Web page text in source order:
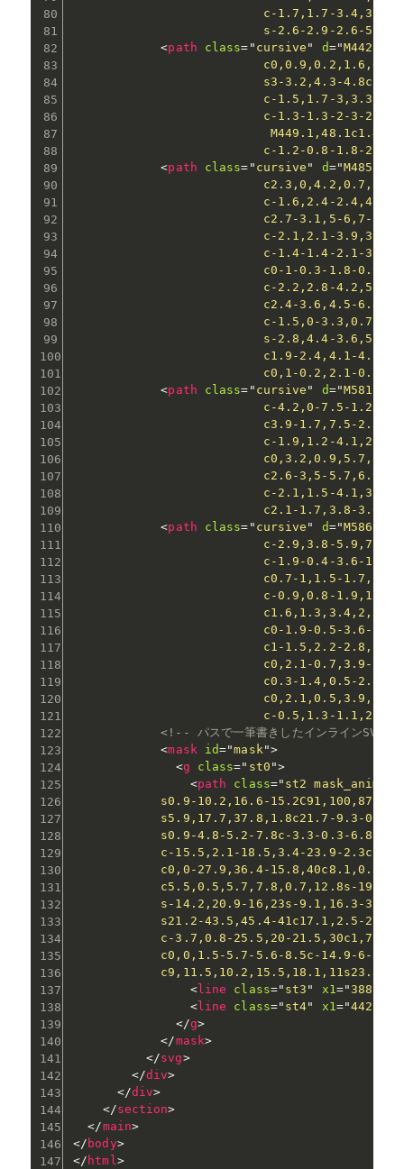
c-1.7,1.7-
s-2.6-2.9-2.6-
<path class= " cursive " d="
s3-3.2,4.3-
c-1.5,1.7-3,3.3-
c-1.3-1.3-2-3-2-
c-1.2-0.8-1.8-
<path class= " cursive " d="
c-1.6,2.4-
c2.7-3.1,5-6,7-
c-2.1,2.1-
c-1.4-1.4-2.1-
c0-1-0.3-1.8-0.9-
c-2.2,2.8-
c2.4-3.6,4.5-
c-1.5,0-3.3,0.7-
s-2.8,4.4-
c1.9-2.4,4.1-
c0,1-0.2,2.1-
<path class= " cursive " d="
c-4.2,0-7.5-1.2-
c3.9-1.7,7.5-
c-1.9,1.2-
c2.6-3,5-5.7,6.9-
c-2.1,1.5-
c2.1-1.7,3.8-
<path class= " cursive " d="
c-2.9,3.8-
c-1.9-0.4-3.6-
c0.7-1,1.5-
c-0.9,0.8-
c0-1.9-0.5-3.6-
c1-1.5,2.2-
c0,2.1-0.7,3.9-
c0.3-1.4,0.5-
c-0.5,1.3-
<!-- パスで一筆書きしたインラインSVG
<mask id="mask">
<g class=" st0 ">
<path class=" st2
s0.9-10.2,16.6-
s5.9,17.7,37.8,1.8c21.7-9.3-
s0.9-4.8-5.2-7.8c-3.3-0.3-
c-15.5,2.1-18.5,3.4-23.9-2.3c-
c0,0-27.9,36.4-
c5.5,0.5,5.7,7.8,0.7,12.8s-
s-14.2,20.9-16,23s-9.1,16.3-
s21.2-43.5,45.4-41c17.1,2.5-
c-3.7,0.8-25.5,20-
c0,0,1.5-5.7-5.6-8.5c-14.9-6-
c9,11.5,10.2,15.5,18.1,11s23.5-
<line class=" st3 " x1=" 388.7
<line class=" st4" x1="442
</g>
</mask>
</svg>
</div>
</div>
</section>
</main>
</ body>
</ html>